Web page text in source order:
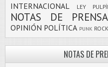
INTERNACIONAL LEY
NOTAS DE PRENSA
OPINIÓN POLÍTICA PUNK ROCK
NOTAS DE